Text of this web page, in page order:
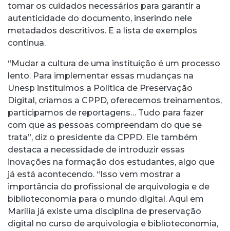
tomar os cuidados necessários para garantir a
autenticidade do documento, inserindo nele
metadados descritivos. E a lista de exemplos
continua.
“Mudar a cultura de uma instituição é um processo
lento. Para implementar essas mudanças na
Unesp instituímos a Política de Preservação
Digital, criamos a CPPD, oferecemos treinamentos,
participamos de reportagens… Tudo para fazer
com que as pessoas compreendam do que se
trata”, diz o presidente da CPPD. Ele também
destaca a necessidade de introduzir essas
inovações na formação dos estudantes, algo que
já está acontecendo. “Isso vem mostrar a
importância do profissional de arquivologia e de
biblioteconomia para o mundo digital. Aqui em
Marília já existe uma disciplina de preservação
digital no curso de arquivologia e biblioteconomia,